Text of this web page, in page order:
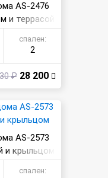
AS-2476
и террасой
спален:
2
₽ 28 200
AS-2573
и крыльцом
спален: